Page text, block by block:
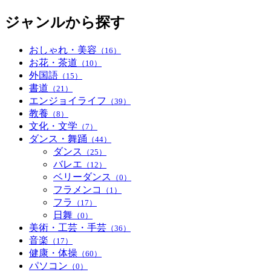
ジャンルから探す
おしゃれ・美容 （16）
お花・茶道 （10）
外国語 （15）
書道 （21）
エンジョイライフ （39）
教養 （8）
文化・文学 （7）
ダンス・舞踊 （44）
ダンス （25）
バレエ （12）
ベリーダンス （0）
フラメンコ （1）
フラ （17）
日舞 （0）
美術・工芸・手芸 （36）
音楽 （17）
健康・体操 （60）
パソコン （0）